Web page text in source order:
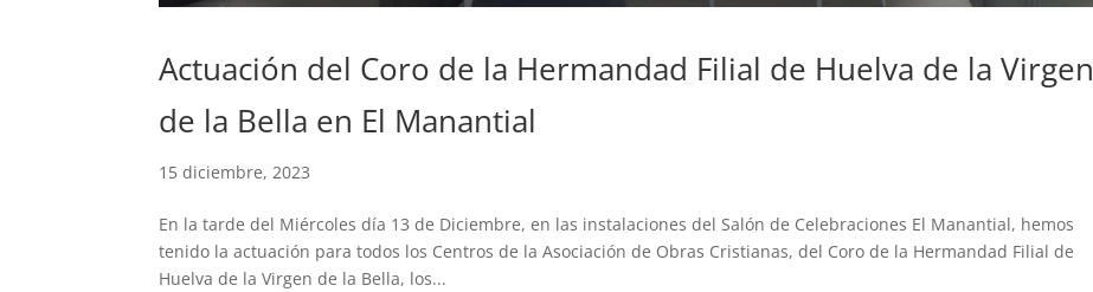
Actuación del Coro de la Hermandad Filial de Huelva de la Virgen
de la Bella en El Manantial
15 diciembre, 2023
En la tarde del Miércoles día 13 de Diciembre, en las instalaciones del Salón de Celebraciones El Manantial, hemos
tenido la actuación para todos los Centros de la Asociación de Obras Cristianas, del Coro de la Hermandad Filial de
Huelva de la Virgen de la Bella, los...